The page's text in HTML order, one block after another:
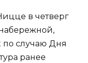
в четверг
по случаю Дня
ранее